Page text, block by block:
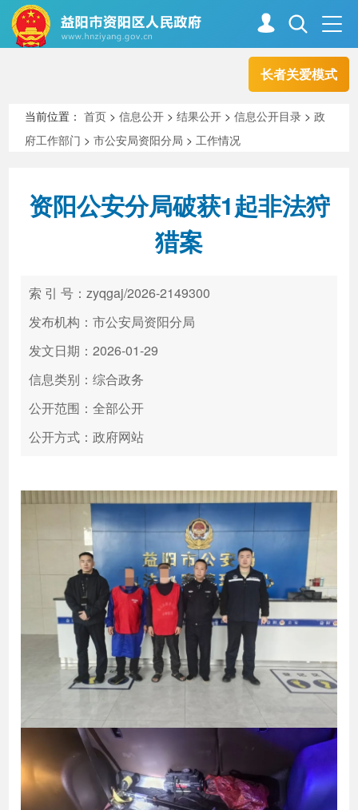
长者关爱模式
走进资阳
新闻中心 解读回应
政务服务
高效办成一件事
当前位置：首页 >信息公开 >结果公开 >信息公开目录 >政
府工作部门 >市公安局资阳分局 >工作情况
资阳公安分局破获1起非法狩
猎案
索 引 号：zyqgaj/2026-2149300
发布机构：市公安局资阳分局
发文日期：2026-01-29
信息类别：综合政务
公开范围：全部公开
公开方式：政府网站